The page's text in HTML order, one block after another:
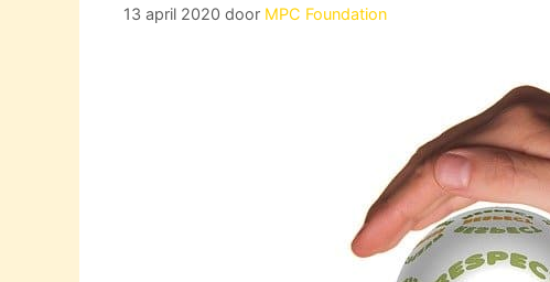
13 april 2020 door MPC Foundation